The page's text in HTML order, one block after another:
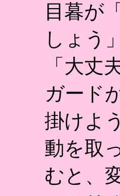
目暮が
しょう
「大丈
ガード
掛けよ
動を取
むと、